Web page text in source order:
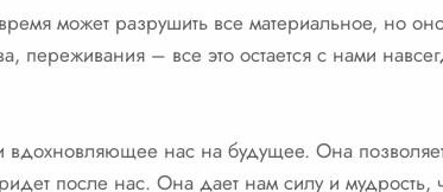
может разрушить все материальное, но
переживания – все это остается с нами
нас на будущее. Она
после нас. Она дает нам силу и мудрость,